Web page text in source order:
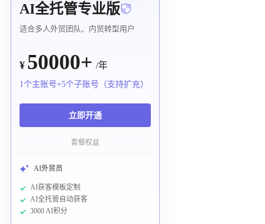
AI全托管专业版
适合多人外贸团队、内贸转型用户
¥ 50000+ /年
1个主账号+5个子账号（支持扩充）
立即开通
套餐权益
AI外贸员
AI获客模板定制
AI全托管自动获客
3000 AI积分